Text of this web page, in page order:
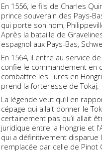
En 1556, le fils de Charles
prince souverain des Pays-
qui porte son nom,
Après la bataille de
espagnol aux Pays-Bas,
En 1564, il entre au service
confie le commandement en
combattre les Turcs en
prend la forteresse de Tokaj.
La légende veut qu’il en
cépage qui allait donner le
certainement pas qu’il allait
juridique entre la Hongrie et
qui a définitivement
remplacée par celle de Pinot